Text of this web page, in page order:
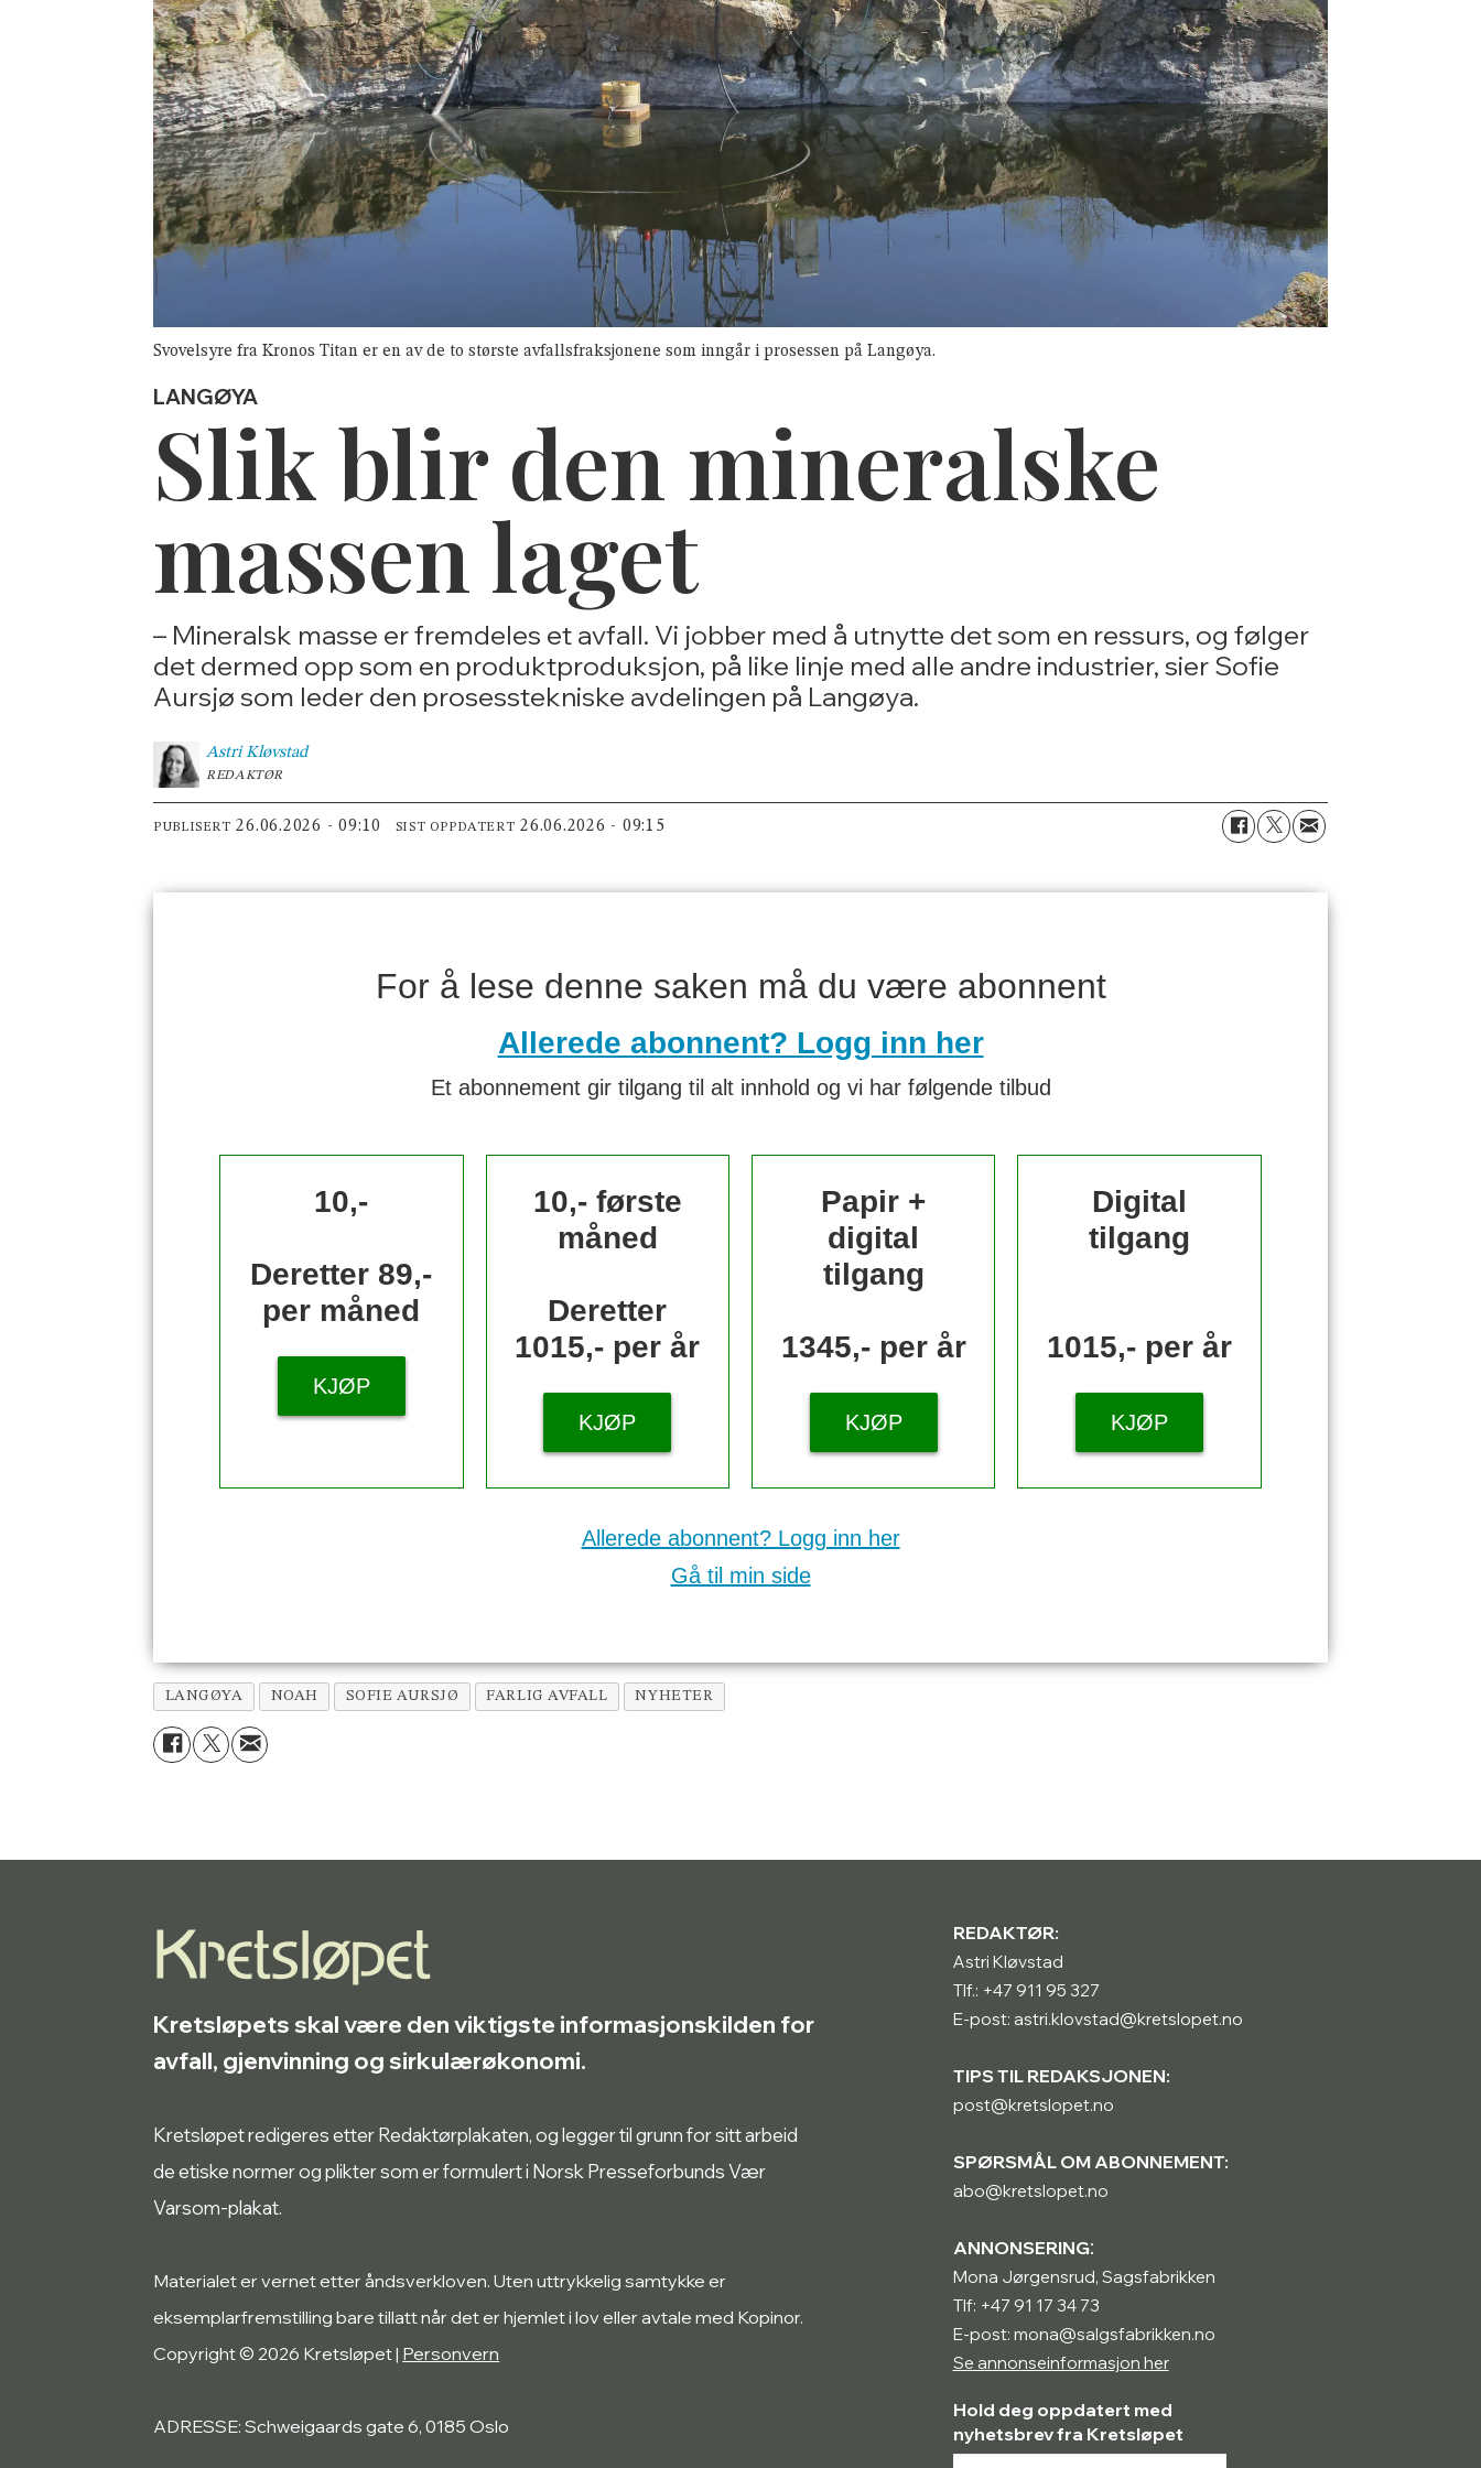
Svovelsyre fra Kronos Titan er en av de to største avfallsfraksjonene som inngår i prosessen på Langøya.
LANGØYA
Slik blir den mineralske
massen laget
– Mineralsk masse er fremdeles et avfall. Vi jobber med å utnytte det som en ressurs, og følger
det dermed opp som en produktproduksjon, på like linje med alle andre industrier, sier Sofie
Aursjø som leder den prosesstekniske avdelingen på Langøya.
Astri Kløvstad
REDAKTØR
PUBLISERT 26.06.2026 - 09:10 SIST OPPDATERT 26.06.2026 - 09:15
For å lese denne saken må du være abonnent
Allerede abonnent? Logg inn her
Et abonnement gir tilgang til alt innhold og vi har følgende tilbud
10,-
Deretter 89,-
per måned
KJØP
10,- første
måned
Deretter
1015,- per år
KJØP
Papir +
digital
tilgang
1345,- per år
KJØP
Digital
tilgang
1015,- per år
KJØP
Allerede abonnent? Logg inn her
Gå til min side
LANGØYA NOAH SOFIE AURSJØ FARLIG AVFALL NYHETER
Kretsløpets skal være den viktigste informasjonskilden for
avfall, gjenvinning og sirkulærøkonomi.
Kretsløpet redigeres etter Redaktørplakaten, og legger til grunn for sitt arbeid
de etiske normer og plikter som er formulert i Norsk Presseforbunds Vær
Varsom-plakat.
Materialet er vernet etter åndsverkloven. Uten uttrykkelig samtykke er
eksemplarfremstilling bare tillatt når det er hjemlet i lov eller avtale med Kopinor.
Copyright © 2026 Kretsløpet | Personvern
ADRESSE: Schweigaards gate 6, 0185 Oslo
REDAKTØR:
Astri Kløvstad
Tlf.: +47 911 95 327
E-post: astri.klovstad@kretslopet.no
TIPS TIL REDAKSJONEN:
post@kretslopet.no
SPØRSMÅL OM ABONNEMENT:
abo@kretslopet.no
ANNONSERING:
Mona Jørgensrud, Sagsfabrikken
Tlf: +47 91 17 34 73
E-post: mona@salgsfabrikken.no
Se annonseinformasjon her
Hold deg oppdatert med
nyhetsbrev fra Kretsløpet